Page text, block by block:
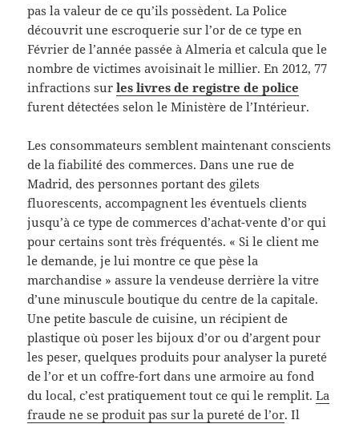
pas la valeur de ce qu’ils possèdent. La Police
découvrit une escroquerie sur l’or de ce type en
Février de l’année passée à Almeria et calcula que le
nombre de victimes avoisinait le millier. En 2012, 77
infractions surles livres de registre de police
furent détectées selon le Ministère de l’Intérieur.
Les consommateurs semblent maintenant conscients
de la fiabilité des commerces. Dans une rue de
Madrid, des personnes portant des gilets
fluorescents, accompagnent les éventuels clients
jusqu’à ce type de commerces d’achat-vente d’or qui
pour certains sont très fréquentés. « Si le client me
le demande, je lui montre ce que pèse la
marchandise » assure la vendeuse derrière la vitre
d’une minuscule boutique du centre de la capitale.
Une petite bascule de cuisine, un récipient de
plastique où poser les bijoux d’or ou d’argent pour
les peser, quelques produits pour analyser la pureté
de l’or et un coffre-fort dans une armoire au fond
du local, c’est pratiquement tout ce qui le remplit.La
fraude ne se produit pas sur la pureté de l’or. Il